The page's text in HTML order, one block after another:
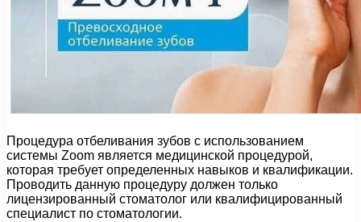
Процедура отбеливания зубов с использованием
системы Zoom является медицинской процедурой,
которая требует определенных навыков и квалификации.
Проводить данную процедуру должен только
лицензированный стоматолог или квалифицированный
специалист по стоматологии.